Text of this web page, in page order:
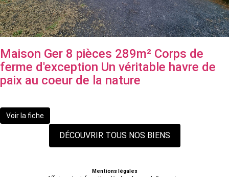
Maison Ger 8 pièces 289m² Corps de
ferme d'exception Un véritable havre de
paix au coeur de la nature
Voir la fiche
DÉCOUVRIR TOUS NOS BIENS
Mentions légales